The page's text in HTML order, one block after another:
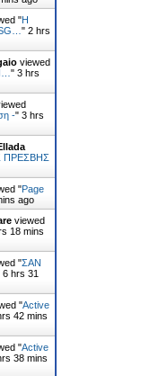
"Η
" 2 hrs
viewed
" 3 hrs
-" 3 hrs
ΠΡΕΣΒΗΣ
"Page
ago
viewed
18 mins
"ΣΑΝ
6 hrs 31
"Active
42 mins
"Active
38 mins